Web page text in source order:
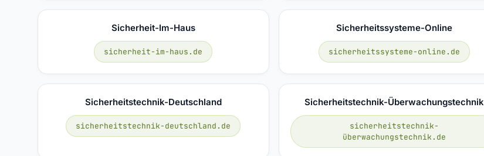
Sicherheit-Im-Haus
sicherheit-im-haus.de
Sicherheitssysteme-Online
sicherheitssysteme-online.de
Sicherheitstechnik-Deutschland
sicherheitstechnik-deutschland.de
Sicherheitstechnik-Überwachungstechnik
sicherheitstechnik-
überwachungstechnik.de